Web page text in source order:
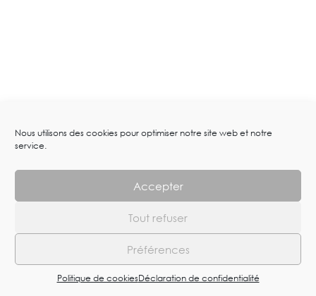
Nous utilisons des cookies pour optimiser notre site web et notre
service.
Accepter
Tout refuser
Préférences
Politique de cookiesDéclaration de confidentialité